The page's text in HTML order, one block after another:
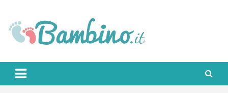
content
Bambino.it